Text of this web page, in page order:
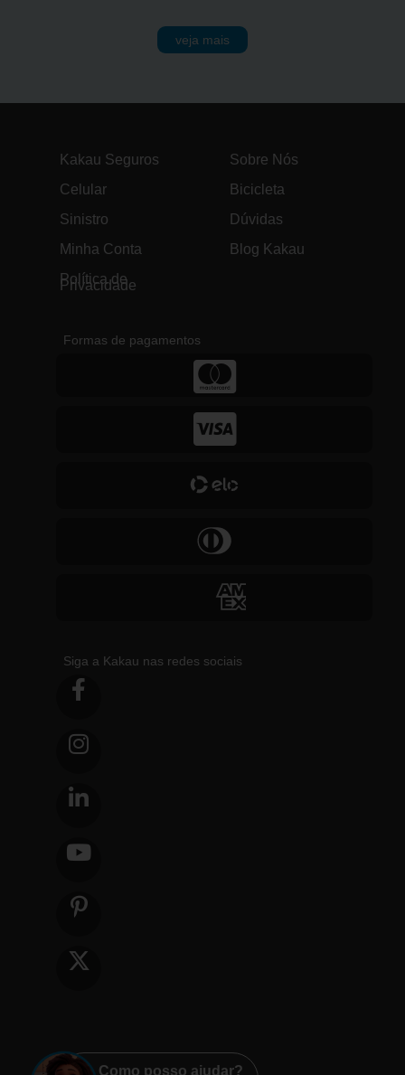
veja mais
Kakau Seguros
Celular
Sinistro
Minha Conta
Política de
Privacidade
Sobre Nós
Bicicleta
Dúvidas
Blog Kakau
Formas de pagamentos
Siga a Kakau nas redes sociais
Como posso ajudar?